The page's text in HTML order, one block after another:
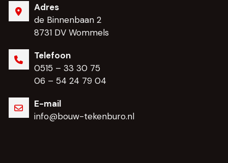
Adres
de Binnenbaan 2
8731 DV Wommels
Telefoon
0515 – 33 30 75
06 – 54 24 79 04
E-mail
info@bouw-tekenburo.nl